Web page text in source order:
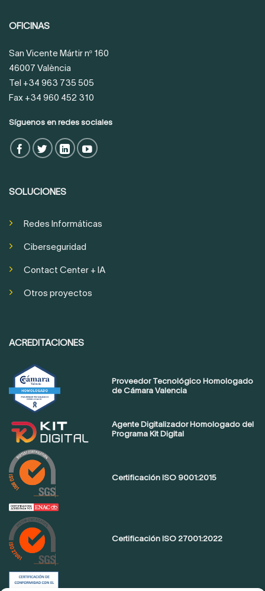
OFICINAS
San Vicente Mártir nº 160
46007 València
Tel +34 963 735 505
Fax +34 960 452 310
Síguenos en redes sociales
SOLUCIONES
Redes Informáticas
Ciberseguridad
Contact Center + IA
Otros proyectos
ACREDITACIONES
Proveedor Tecnológico Homologado
de Cámara Valencia
Agente Digitalizador Homologado del
Programa Kit Digital
Certificación ISO 9001:2015
Certificación ISO 27001:2022